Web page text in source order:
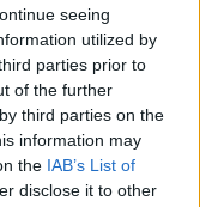
seeing
utilized by
parties prior to
of the further
third parties on the
information may
the IAB’s List of
disclose it to other